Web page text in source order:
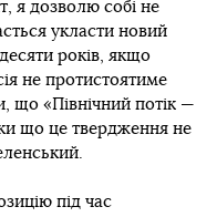
я дозволю собі не
укласти новий
років, якщо
не протистоятиме
що «Північний потік —
що це твердження не
під час